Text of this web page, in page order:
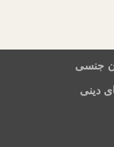
جنسی
دینی